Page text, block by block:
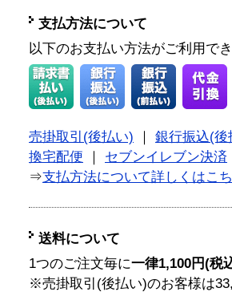
支払方法について
以下のお支払い方法がご利用で
売掛取引(後払い)
銀行振込(後
換宅配便
セブンイレブン決済
⇒支払方法について詳しくはこ
送料について
1つのご注文毎に一律1,100円(税
※売掛取引(後払い)のお客様は